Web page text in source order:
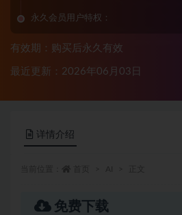
永久会员用户特权：
有效期：购买后永久有效
最近更新：2026年06月03日
详情介绍
免费下载